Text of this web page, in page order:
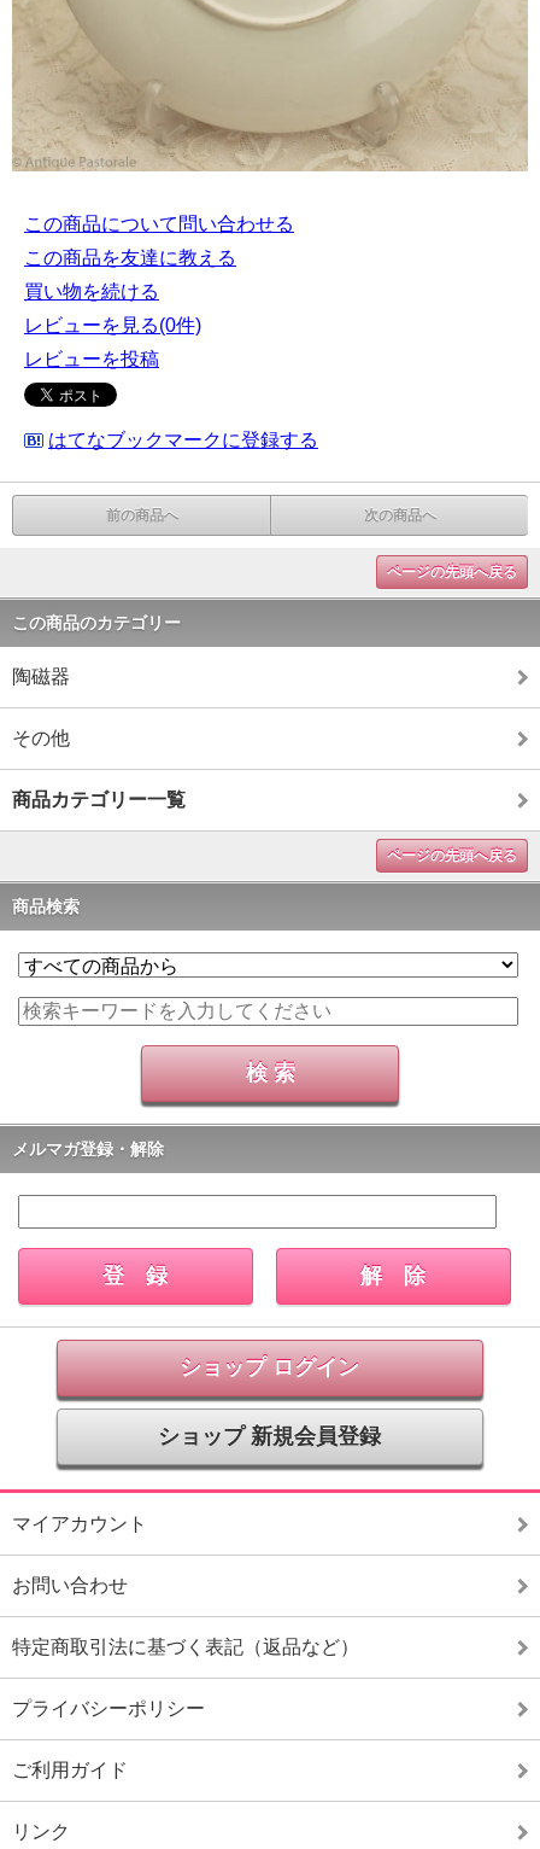
この商品について問い合わせる
この商品を友達に教える
買い物を続ける
レビューを見る(0件)
レビューを投稿
はてなブックマークに登録する
前の商品へ 次の商品へ
ページの先頭へ戻る
この商品のカテゴリー
陶磁器
その他
商品カテゴリー一覧
ページの先頭へ戻る
商品検索
メルマガ登録・解除
ショップ ログイン
ショップ 新規会員登録
マイアカウント
お問い合わせ
特定商取引法に基づく表記（返品など）
プライバシーポリシー
ご利用ガイド
リンク